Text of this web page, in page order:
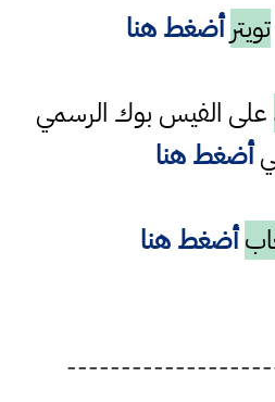
تويتر أضغط هنا
على الفيس بوك الرسمي
أضغط هنا
أضغط هنا